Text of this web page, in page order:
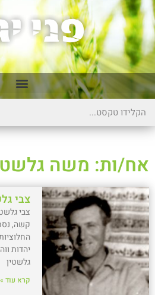
אח/ות: משה
צבי
צבי
קשה,
יהדות
גלשטין
קרא עוד »